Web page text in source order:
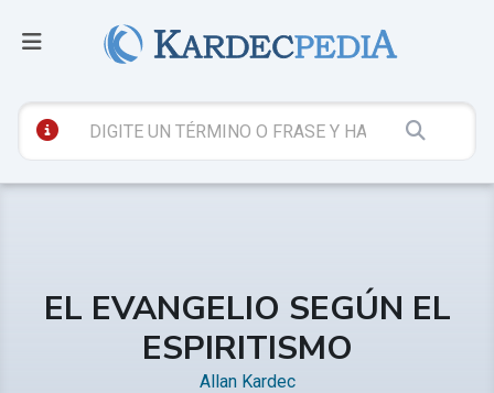
EL EVANGELIO SEGÚN EL
ESPIRITISMO
Allan Kardec